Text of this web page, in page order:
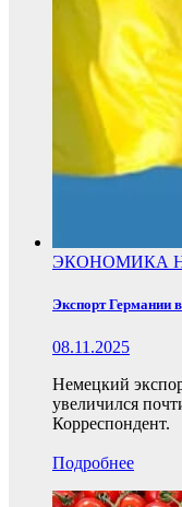
ЭКОНОМИКА
Экспорт Германии
08.11.2025
Немецкий
увеличился
Корреспондент.
Подробнее